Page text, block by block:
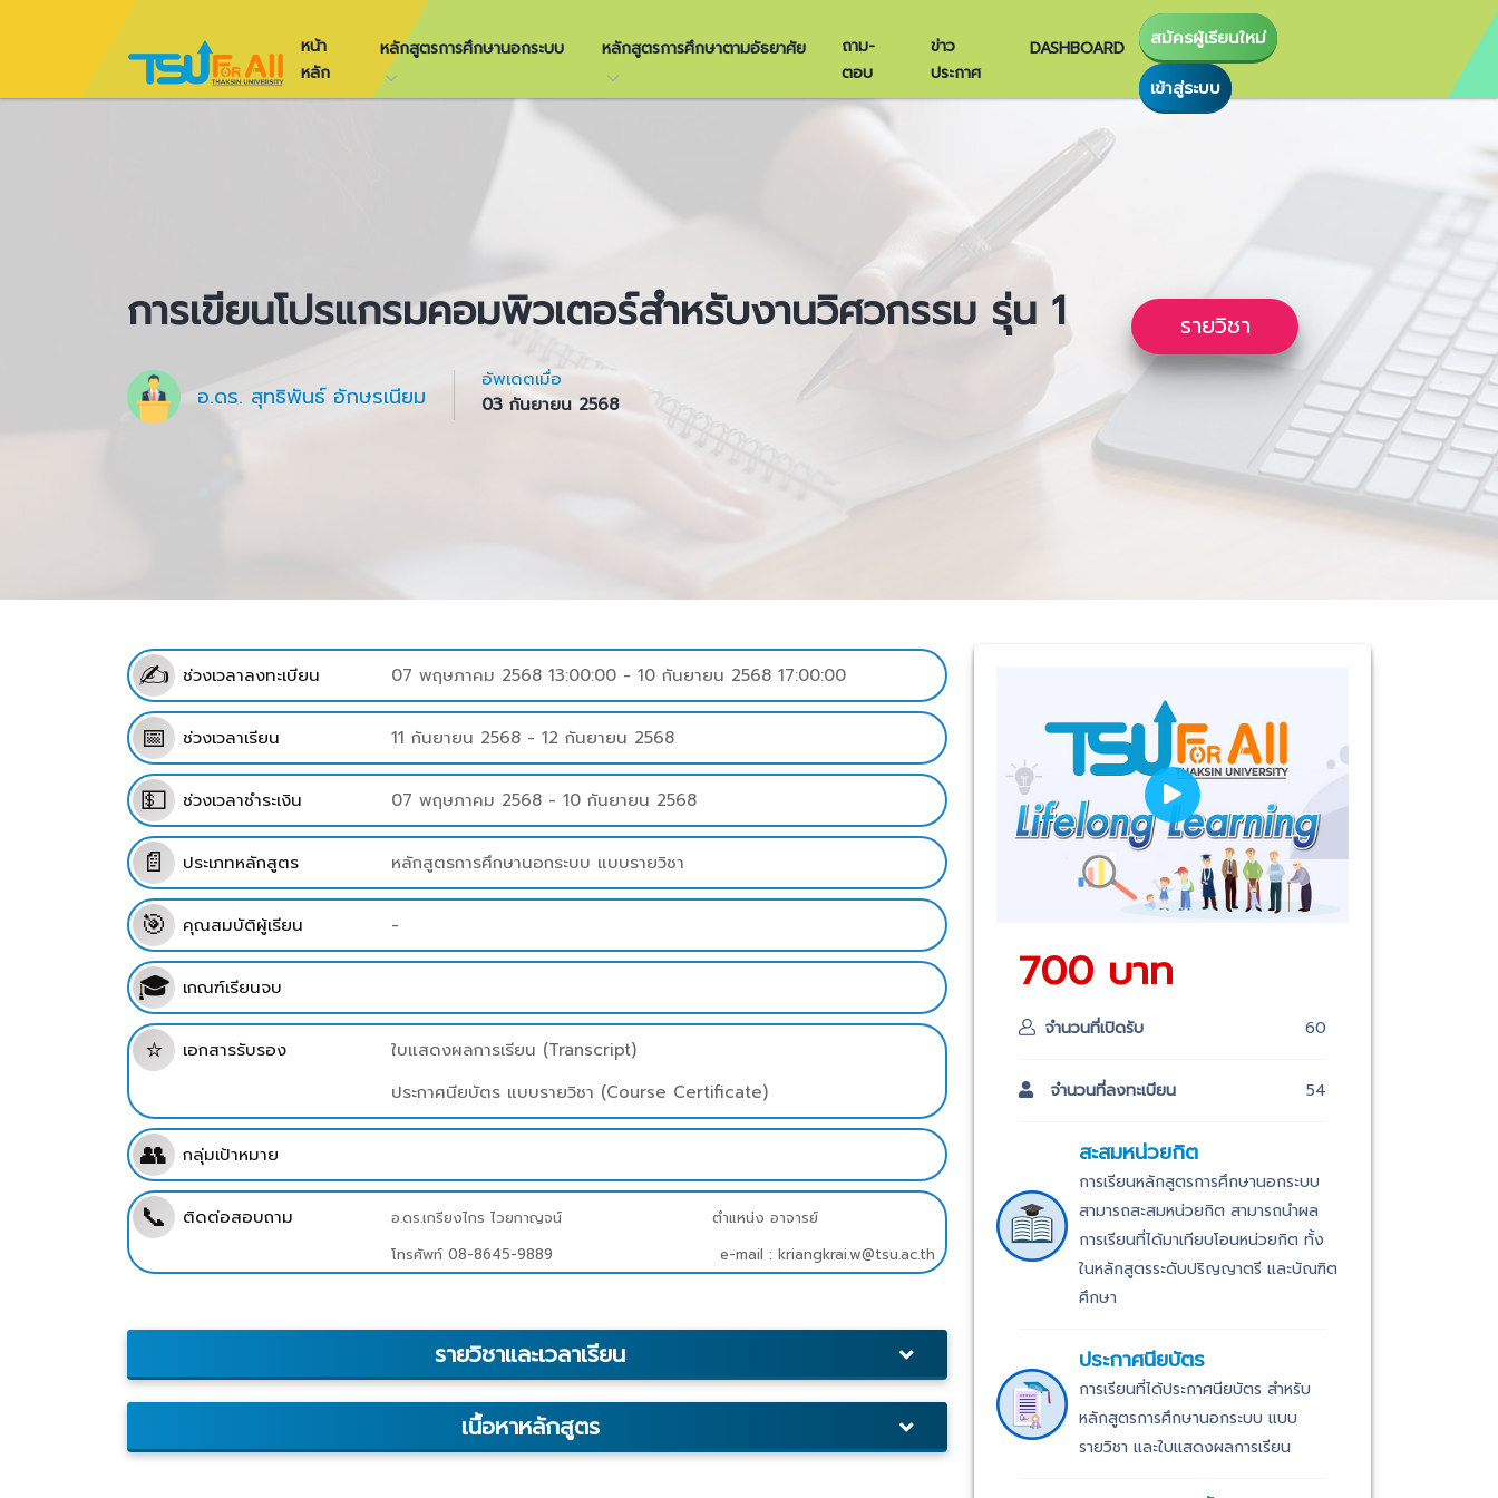
หน้า
หลัก
หลักสูตรการศึกษานอกระบบ หลักสูตรการศึกษาตามอัธยาศัย
ถาม-
ตอบ
ข่าว
ประกาศ
DASHBOARD สมัครผู้เรียนใหม่
เข้าสู่ระบบ
รายวิชา
การเขียนโปรแกรมคอมพิวเตอร์สำหรับงานวิศวกรรม รุ่น 1
อ.ดร. สุทธิพันธ์ อักษรเนียม
อัพเดตเมื่อ
03 กันยายน 2568
✍ ช่วงเวลาลงทะเบียน 07 พฤษภาคม 2568 13:00:00 - 10 กันยายน 2568 17:00:00
📅 ช่วงเวลาเรียน 11 กันยายน 2568 - 12 กันยายน 2568
💵 ช่วงเวลาชำระเงิน 07 พฤษภาคม 2568 - 10 กันยายน 2568
📄 ประเภทหลักสูตร หลักสูตรการศึกษานอกระบบ แบบรายวิชา
🎯 คุณสมบัติผู้เรียน -
🎓 เกณฑ์เรียนจบ
⭐ เอกสารรับรอง
ใบแสดงผลการเรียน (Transcript)
ประกาศนียบัตร แบบรายวิชา (Course Certificate)
👥 กลุ่มเป้าหมาย
📞 ติดต่อสอบถาม
อ.ดร.เกรียงไกร ไวยกาญจน์ ตำแหน่ง อาจารย์
โทรศัพท์ 08-8645-9889
e-mail : kriangkrai.w@tsu.ac.th
รายวิชาและเวลาเรียน
เนื้อหาหลักสูตร
700 บาท
จำนวนที่เปิดรับ 60
จำนวนที่ลงทะเบียน 54
สะสมหน่วยกิต
การเรียนหลักสูตรการศึกษานอกระบบ
สามารถสะสมหน่วยกิต สามารถนำผล
การเรียนที่ได้มาเทียบโอนหน่วยกิต ทั้ง
ในหลักสูตรระดับปริญญาตรี และบัณฑิต
ศึกษา
ประกาศนียบัตร
การเรียนที่ได้ประกาศนียบัตร สำหรับ
หลักสูตรการศึกษานอกระบบ แบบ
รายวิชา และใบแสดงผลการเรียน